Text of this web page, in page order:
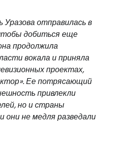
Уразова отправилась в
добиться еще
продолжила
вокала и приняла
проектах,
Ее потрясающий
привлекли
но и страны
они не медля разведали